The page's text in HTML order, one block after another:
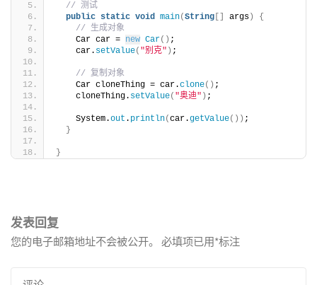
// 测试
public static void main(String args )
{
// 生成对象
    Car car =
new Car() ;
    car.
setValue( "别克" ) ;
// 复制对象
    Car cloneThing = car.
clone() ;
    cloneThing.
setValue( "奥迪" ) ;
    System.
out . println(car.getValue()) ;
}
}
发表回复
您的电子邮箱地址不会被公开。 必填项已用*标注